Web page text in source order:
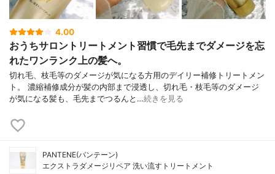
4.00
おうちサロントリートメント習慣で毛先までダメージを忘
れたワンランク上の髪へ。
切れ毛、枝毛等のダメージが気になる方用のデイリー補修トリートメン
ト。 濃縮補修成分が髪の内部まで浸透し、切れ毛・枝毛等のダメージ
が気になる髪も、毛先までつるんと…続きを見る
PANTENE(パンテーン)
エクストラダメージリペア 洗い流すトリートメント